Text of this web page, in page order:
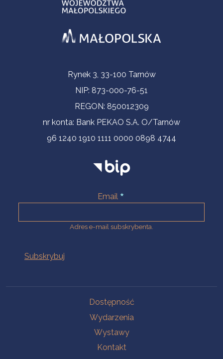
Informacje kontaktoweRynek 3, 33-100 Tarnów
NIP: 873-000-76-51
REGON: 850012309
nr konta: Bank PEKAO S.A. O/Tarnów
96 1240 1910 1111 0000 0898 4744
Email
Adres e-mail subskrybenta.
Dostępność
Wydarzenia
Wystawy
Kontakt